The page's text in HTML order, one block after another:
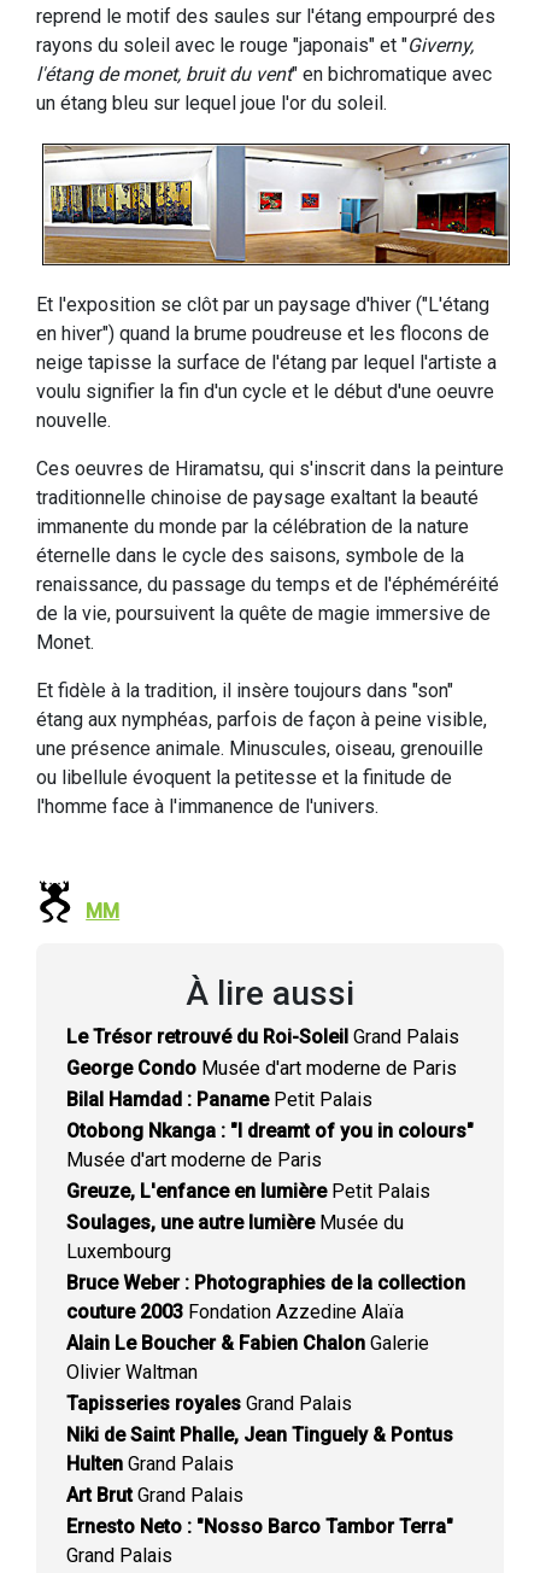
reprend le motif des saules sur l'étang empourpré des
rayons du soleil avec le rouge "japonais" et "Giverny,
l'étang de monet, bruit du vent" en bichromatique avec
un étang bleu sur lequel joue l'or du soleil.
Et l'exposition se clôt par un paysage d'hiver ("L'étang
en hiver") quand la brume poudreuse et les flocons de
neige tapisse la surface de l'étang par lequel l'artiste a
voulu signifier la fin d'un cycle et le début d'une oeuvre
nouvelle.
Ces oeuvres de Hiramatsu, qui s'inscrit dans la peinture
traditionnelle chinoise de paysage exaltant la beauté
immanente du monde par la célébration de la nature
éternelle dans le cycle des saisons, symbole de la
renaissance, du passage du temps et de l'éphéméréité
de la vie, poursuivent la quête de magie immersive de
Monet.
Et fidèle à la tradition, il insère toujours dans "son"
étang aux nymphéas, parfois de façon à peine visible,
une présence animale. Minuscules, oiseau, grenouille
ou libellule évoquent la petitesse et la finitude de
l'homme face à l'immanence de l'univers.
MM
À lire aussi
Le Trésor retrouvé du Roi-Soleil Grand Palais
George Condo Musée d'art moderne de Paris
Bilal Hamdad : PanamePetit Palais
Otobong Nkanga : "I dreamt of you in colours"
Musée d'art moderne de Paris
Greuze, L'enfance en lumièrePetit Palais
Soulages, une autre lumièreMusée du
Luxembourg
Bruce Weber : Photographies de la collection
couture 2003 Fondation Azzedine Alaïa
Alain Le Boucher & Fabien Chalon Galerie
Olivier Waltman
Tapisseries royales Grand Palais
Niki de Saint Phalle, Jean Tinguely & Pontus
Hulten Grand Palais
Art BrutGrand Palais
Ernesto Neto : "Nosso Barco Tambor Terra"
Grand Palais